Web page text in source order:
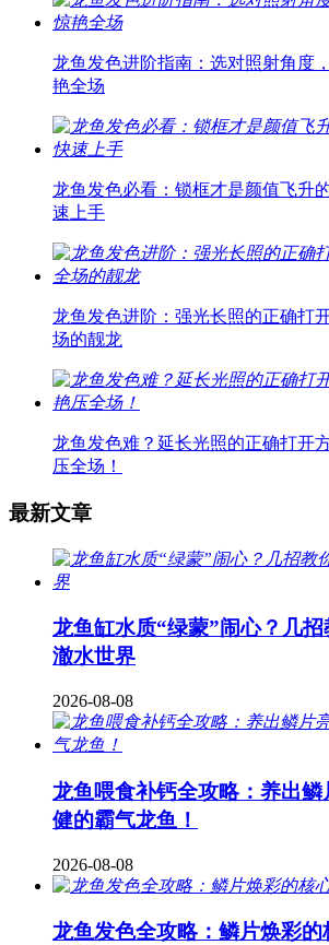
龙鱼发色进阶指南：选对照射角度
艳全场
龙鱼发色必看：锁框才是颜值飞升
速上手
龙鱼发色进阶：强光长照的正确打
场的靓龙
龙鱼发色难？延长光照的正确打开
压全场！
最新文章
龙鱼缸水质“绿蒙”闹心？几
澈水世界
2026-08-08
龙鱼喂食补钙全攻略：养出
健的霸气龙鱼！
2026-08-08
龙鱼发色全攻略：鳞片焕彩